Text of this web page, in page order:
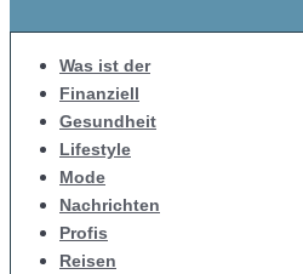
Was ist der
Finanziell
Gesundheit
Lifestyle
Mode
Nachrichten
Profis
Reisen